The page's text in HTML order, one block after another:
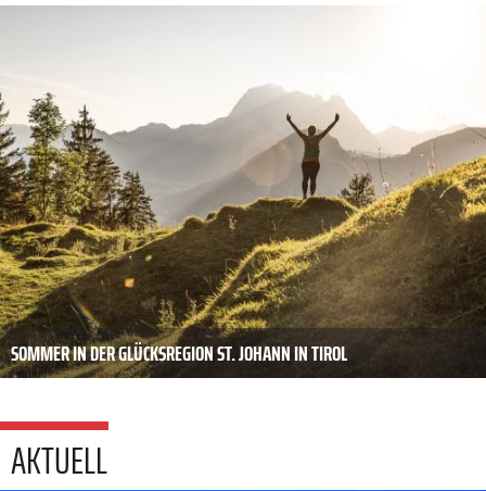
SOMMER IN DER GLÜCKSREGION ST. JOHANN IN TIROL
AKTUELL